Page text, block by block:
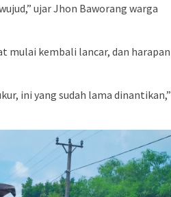
ujar Jhon Baworang warga
mulai kembali lancar, dan harapan
ini yang sudah lama dinantikan,”